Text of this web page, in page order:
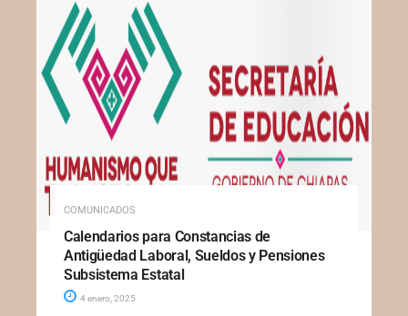
COMUNICADOS
Calendarios para Constancias de
Antigüedad Laboral, Sueldos y Pensiones
Subsistema Estatal
4 enero, 2025